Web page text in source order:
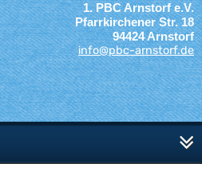
1. PBC Arnstorf e.V.
Pfarrkirchener Str. 18
94424 Arnstorf
info@pbc-arnstorf.de